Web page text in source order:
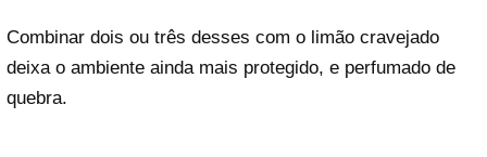
Combinar dois ou três desses com o limão cravejado
deixa o ambiente ainda mais protegido, e perfumado de
quebra.